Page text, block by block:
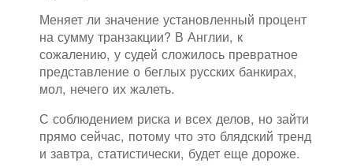
Меняет ли значение установленный процент
на сумму транзакции? В Англии, к
сожалению, у судей сложилось превратное
представление о беглых русских банкирах,
мол, нечего их жалеть.
С соблюдением риска и всех делов, но зайти
прямо сейчас, потому что это блядский тренд
и завтра, статистически, будет еще дороже.